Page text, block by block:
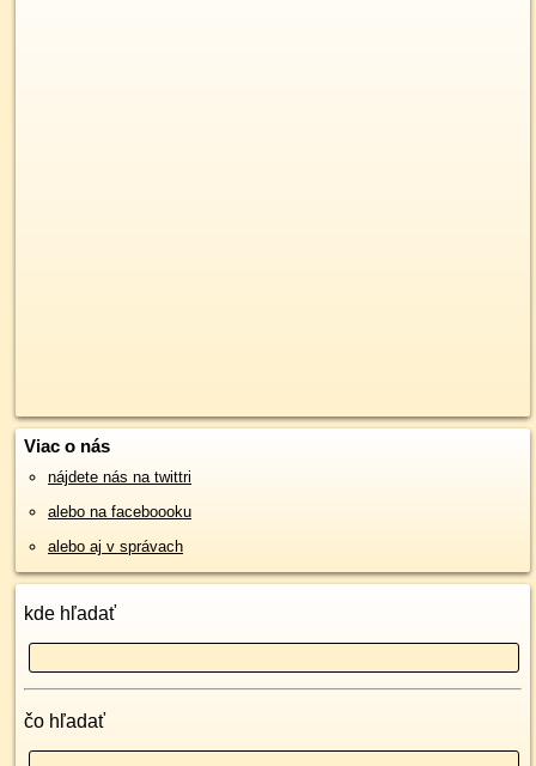
Viac o nás
nájdete nás na twittri
alebo na faceboooku
alebo aj v správach
kde hľadať
čo hľadať